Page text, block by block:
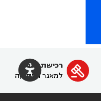
 
רכישת מנוי
למאגר הפסיקה